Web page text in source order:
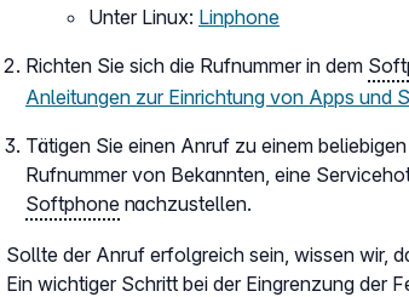
Unter Linux: Linphone
Richten Sie sich die Rufnummer in dem
Anleitungen zur Einrichtung von Apps und
Tätigen Sie einen Anruf zu einem
Rufnummer von Bekannten, eine
Softphone nachzustellen.
Sollte der Anruf erfolgreich sein, wissen wir,
Ein wichtiger Schritt bei der Eingrenzung der